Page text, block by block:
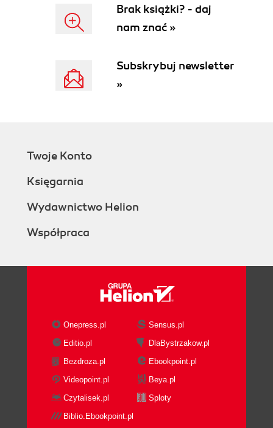
Brak książki? - daj
nam znać »
Subskrybuj newsletter
»
Twoje Konto
Księgarnia
Wydawnictwo Helion
Współpraca
Onepress.pl
Sensus.pl
Editio.pl
DlaBystrzakow.pl
Bezdroza.pl
Ebookpoint.pl
Videopoint.pl
Beya.pl
Czytalisek.pl
Sploty
Biblio.Ebookpoint.pl